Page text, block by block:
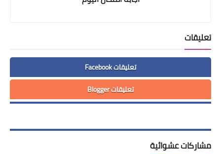
تعليقات
تعليقات Facebook
تعليقات Blogger
مشاركات عشوائية